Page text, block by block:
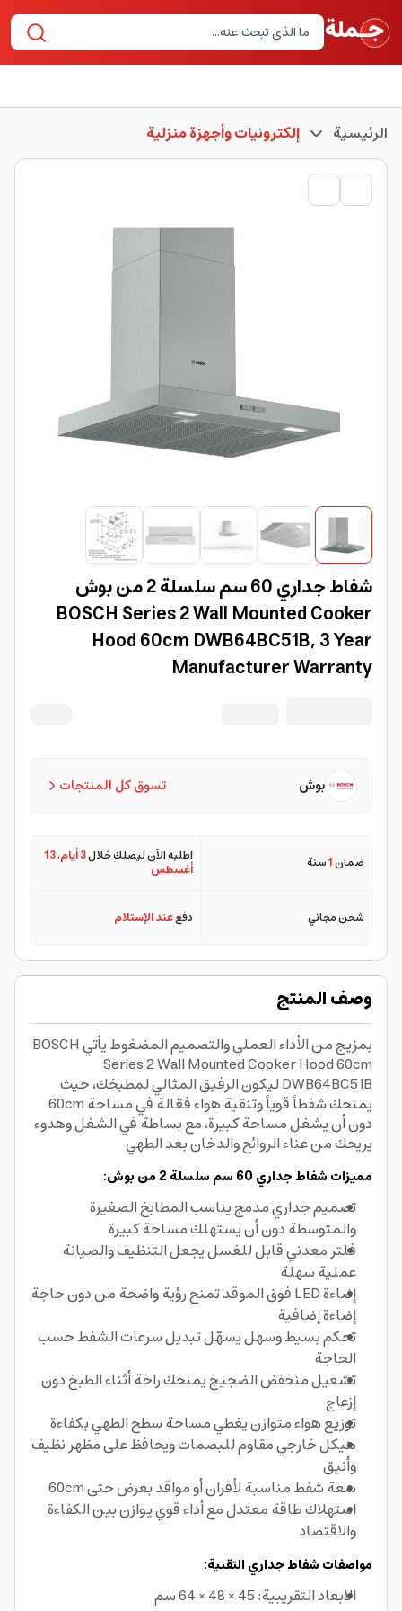
الرئيسية إلكترونيات وأجهزة منزلية
شفاط جداري 60 سم سلسلة 2 من بوش
BOSCH Series 2 Wall Mounted Cooker
Hood 60cm DWB64BC51B, 3 Year
Manufacturer Warranty
تسوق كل المنتجات بوش
ضمان1سنة اطلبه الآن ليصلك خلال3 أيام ،13
أغسطس
شحن مجاني دفععند الإستلام
وصف المنتج
بمزيج من الأداء العملي والتصميم المضغوط يأتي BOSCH
Series 2 Wall Mounted Cooker Hood 60cm
DWB64BC51B ليكون الرفيق المثالي لمطبخك، حيث
يمنحك شفطاً قوياً وتنقية هواء فعّالة في مساحة 60cm
دون أن يشغل مساحة كبيرة، مع بساطة في الشغل وهدوء
يريحك من عناء الروائح والدخان بعد الطهي
مميزات شفاط جداري 60 سم سلسلة 2 من بوش:
تصميم جداري مدمج يناسب المطابخ الصغيرة
والمتوسطة دون أن يستهلك مساحة كبيرة
فلتر معدني قابل للغسل يجعل التنظيف والصيانة
عملية سهلة
إضاءة LED فوق الموقد تمنح رؤية واضحة من دون حاجة
إضاءة إضافية
تحكم بسيط وسهل يسهّل تبديل سرعات الشفط حسب
الحاجة
تشغيل منخفض الضجيج يمنحك راحة أثناء الطبخ دون
إزعاج
توزيع هواء متوازن يغطي مساحة سطح الطهي بكفاءة
هيكل خارجي مقاوم للبصمات ويحافظ على مظهر نظيف
وأنيق
سعة شفط مناسبة لأفران أو مواقد بعرض حتى 60cm
استهلاك طاقة معتدل مع أداء قوي يوازن بين الكفاءة
والاقتصاد
مواصفات شفاط جداري التقنية:
الابعاد التقريبية: 45 × 48 × 64 سم